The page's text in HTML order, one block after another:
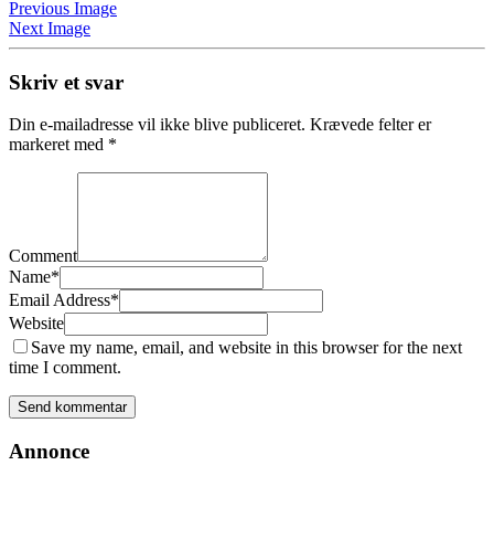
Previous Image
Next Image
Skriv et svar
Din e-mailadresse vil ikke blive publiceret. Krævede felter er
markeret med *
Comment
Name*
Email Address*
Website
Save my name, email, and website in this browser for the next
time I comment.
Annonce